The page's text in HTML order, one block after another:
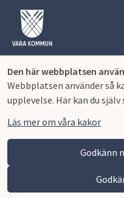
Den här webbplatsen
Webbplatsen använder så
upplevelse. Här kan du
Läs mer om våra kakor
Godkänn
Vara kommun